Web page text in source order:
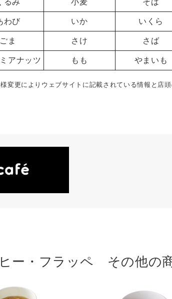
るみ 小麦 そば
わび いか いくら
ごま さけ さば
アナッツ もも やまいも
更によりウェブサイトに記載されている情報と店頭
ー・フラッペ その他の